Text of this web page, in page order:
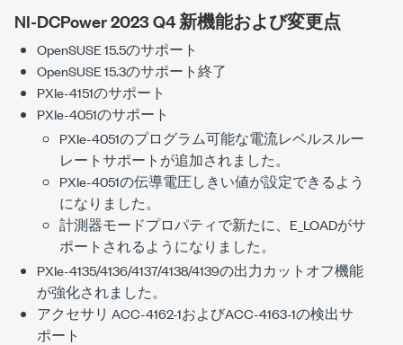
NI-DCPower 2023 Q4 新機能および変更点
OpenSUSE 15.5のサポート
OpenSUSE 15.3のサポート終了
PXIe-4151のサポート
PXIe-4051のサポート
PXIe-4051のプログラム可能な電流レベルスルー
レートサポートが追加されました。
PXIe-4051の伝導電圧しきい値が設定できるよう
になりました。
計測器モードプロパティで新たに、 E_LOADがサ
ポートされるようになりました。
PXIe-4135/4136/4137/4138/4139の出力カットオフ機能
が強化されました。
アクセサリ ACC-4162-1およびACC-4163-1の検出サ
ポート